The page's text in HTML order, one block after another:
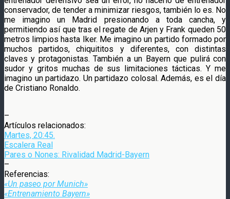
conservador, de tender a minimizar riesgos, también lo es. No
me imagino un Madrid presionando a toda cancha, y
permitiendo así que tras el regate de Arjen y Frank queden 50
metros limpios hasta Iker. Me imagino un partido formado por
muchos partidos, chiquititos y diferentes, con distintas
claves y protagonistas. También a un Bayern que pulirá con
sudor y gritos muchas de sus limitaciones tácticas. Y me
imagino un partidazo. Un partidazo colosal. Además, es el día
de Cristiano Ronaldo.
–
Artículos relacionados:
Martes, 20:45.
Escalera Real
Pares o Nones: Rivalidad Madrid-Bayern
–
Referencias:
«Un paseo por Munich»
«Entrenamiento Bayern»